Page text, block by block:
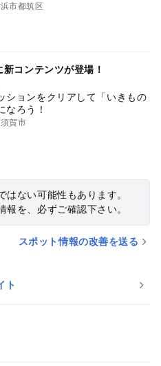
市都筑区
コンテンツが登場！
ションをクリアして「いきもの
なろう！
賀市
はない可能性もあります。
報を、必ずご確認下さい。
スポット情報の改善を送る
ト